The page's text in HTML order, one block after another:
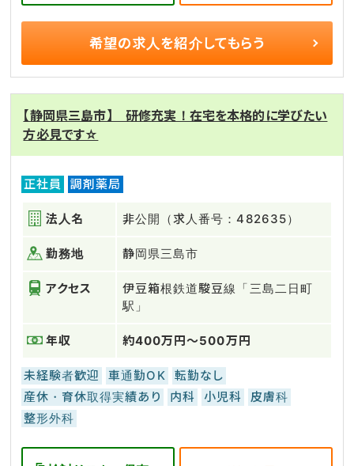
希望の求人を紹介してもらう
【静岡県三島市】 研修充実！在宅を本格的に学びたい
方必見です☆
正社員 調剤薬局
法人名 非公開（求人番号：482635）
勤務地 静岡県三島市
アクセス
伊豆箱根鉄道駿豆線「三島二日町
駅」
年収 約400万円～500万円
未経験者歓迎 車通勤OK
転勤なし
産休・育休取得実績あり
内科 小児科
皮膚科
整形外科